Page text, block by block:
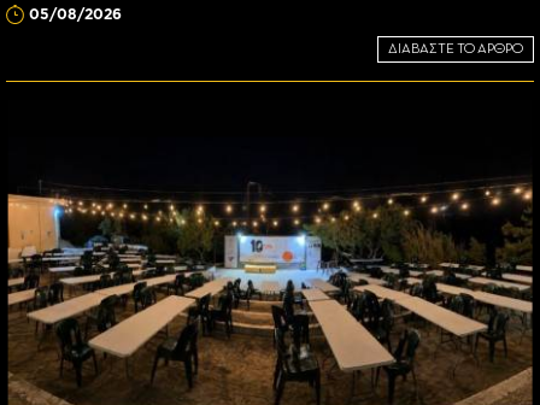
05/08/2026
ΔΙΑΒΑΣΤΕ ΤΟ ΑΡΘΡΟ